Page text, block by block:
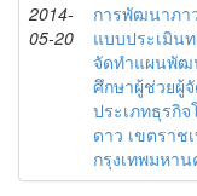
2014-
05-20
การพัฒนาภา
แบบประเมิน
จัดทำแผนพัฒ
ศึกษาผู้ช่วยผู้
ประเภทธุรกิ
ดาว เขตราช
กรุงเทพมหาน